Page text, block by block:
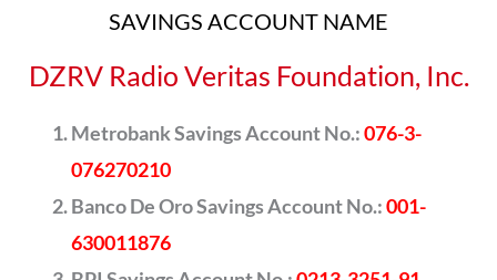
SAVINGS ACCOUNT NAME
DZRV Radio Veritas Foundation, Inc.
Metrobank Savings Account No.:076-3-
076270210
Banco De Oro Savings Account No.:001-
630011876